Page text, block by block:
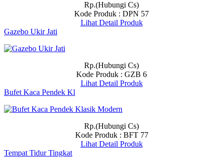
Rp.(Hubungi Cs)
Kode Produk : DPN 57
Lihat Detail Produk
Gazebo Ukir Jati
Rp.(Hubungi Cs)
Kode Produk : GZB 6
Lihat Detail Produk
Bufet Kaca Pendek Kl
Rp.(Hubungi Cs)
Kode Produk : BFT 77
Lihat Detail Produk
Tempat Tidur Tingkat